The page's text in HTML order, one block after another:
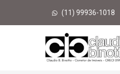
(11) 99936-1018
Página inicial